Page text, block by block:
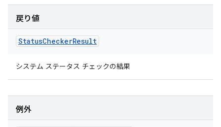
戻り値
StatusCheckerResult
システム ステータス チェックの結果
例外